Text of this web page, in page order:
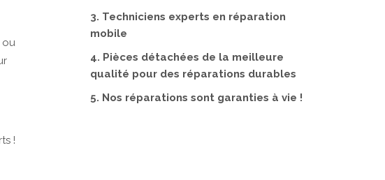
ou
!
3. Techniciens experts en réparation
mobile
4. Pièces détachées de la meilleure
qualité pour des réparations durables
5. Nos réparations sont garanties à vie !